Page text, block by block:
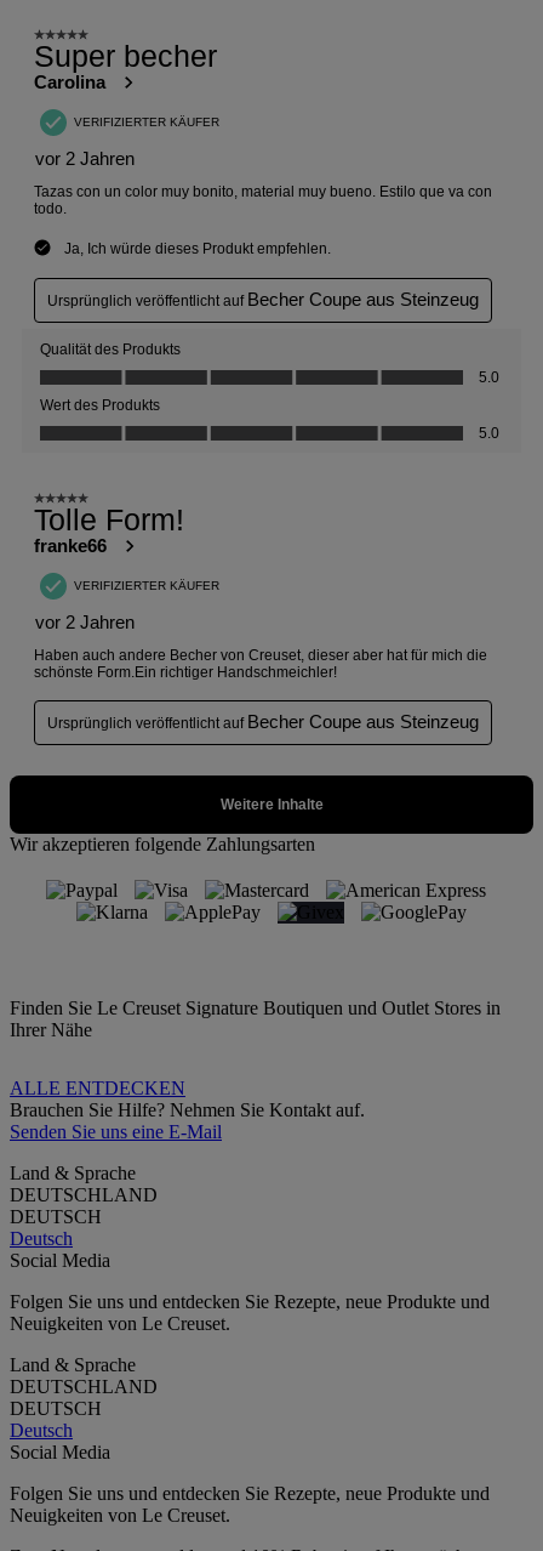
Wir akzeptieren folgende Zahlungsarten
Finden Sie Le Creuset Signature Boutiquen und Outlet Stores in
Ihrer Nähe
ALLE ENTDECKEN
Brauchen Sie Hilfe? Nehmen Sie Kontakt auf.
Senden Sie uns eine E-Mail
Land & Sprache
DEUTSCHLAND
DEUTSCH
Deutsch
Social Media
Folgen Sie uns und entdecken Sie Rezepte, neue Produkte und
Neuigkeiten von Le Creuset.
Land & Sprache
DEUTSCHLAND
DEUTSCH
Deutsch
Social Media
Folgen Sie uns und entdecken Sie Rezepte, neue Produkte und
Neuigkeiten von Le Creuset.